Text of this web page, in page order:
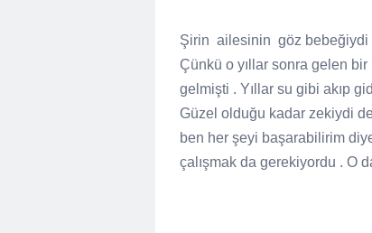
Şirin ailesinin göz bebeğiydi
Çünkü o yıllar sonra gelen
gelmişti . Yıllar su gibi akıp
Güzel olduğu kadar zekiydi
ben her şeyi başarabilirim
çalışmak da gerekiyordu . O